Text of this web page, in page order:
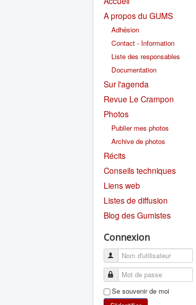
A propos du GUMS
Adhésion
Contact - Information
Liste des responsables
Documentation
Sur l'agenda
Revue Le Crampon
Photos
Publier mes photos
Archive de photos
Récits
Conseils techniques
Liens web
Listes de diffusion
Blog des Gumistes
Connexion
Se souvenir de moi